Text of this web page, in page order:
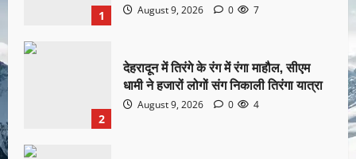
1 August 9, 2026 0 7
2
देहरादून में तिरंगे के रंग में रंगा माहौल, सीएम
धामी ने हजारों लोगों संग निकाली तिरंगा यात्रा
August 9, 2026 0 4